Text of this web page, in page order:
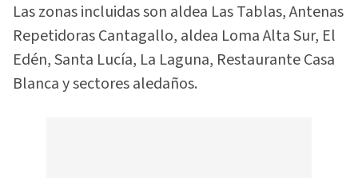
Las zonas incluidas son aldea Las Tablas, Antenas
Repetidoras Cantagallo, aldea Loma Alta Sur, El
Edén, Santa Lucía, La Laguna, Restaurante Casa
Blanca y sectores aledaños.